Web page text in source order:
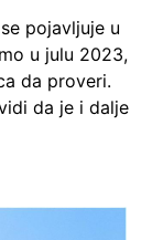
pojavljuje u
u julu 2023,
da proveri.
da je i dalje